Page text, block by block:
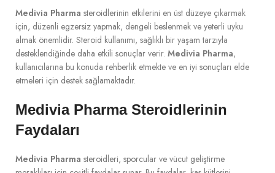
Medivia Pharma steroidlerinin etkilerini en üst düzeye çıkarmak
için, düzenli egzersiz yapmak, dengeli beslenmek ve yeterli uyku
almak önemlidir. Steroid kullanımı, sağlıklı bir yaşam tarzıyla
desteklendiğinde daha etkili sonuçlar verir. Medivia Pharma,
kullanıcılarına bu konuda rehberlik etmekte ve en iyi sonuçları elde
etmeleri için destek sağlamaktadır.
Medivia Pharma Steroidlerinin
Faydaları
Medivia Pharma steroidleri, sporcular ve vücut geliştirme